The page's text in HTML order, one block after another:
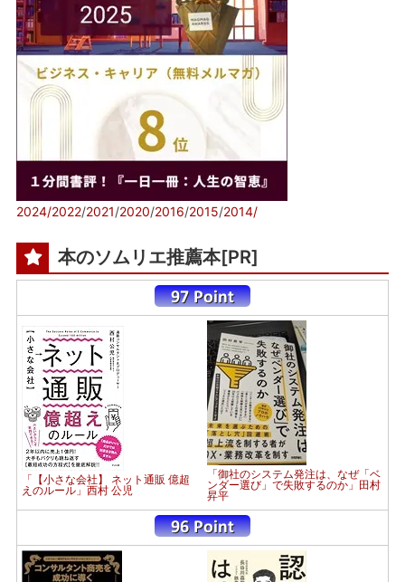
2024/2022/2021/2020/2016/2015/2014/
本のソムリエ推薦本[PR]
「【小さな会社】 ネット通販 億超
えのルール」西村 公児
「御社のシステム発注は、なぜ「ベ
ンダー選び」で失敗するのか」田村
昇平